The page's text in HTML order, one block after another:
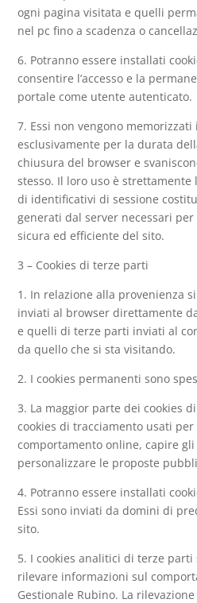
ogni pagina visitata e quelli
nel pc fino a scadenza o
6. Potranno essere installati
consentire l’accesso e la
portale come utente autenticato.
7. Essi non vengono
esclusivamente per la durata
chiusura del browser e
stesso. Il loro uso è
di identificativi di sessione
generati dal server necessari per
sicura ed efficiente del sito.
3 – Cookies di terze parti
1. In relazione alla provenienza
inviati al browser direttamente
e quelli di terze parti inviati al
da quello che si sta visitando.
2. I cookies permanenti sono
3. La maggior parte dei cookies
cookies di tracciamento usati
comportamento online, capire
personalizzare le proposte
4. Potranno essere installati
Essi sono inviati da domini di
sito.
5. I cookies analitici di terze
rilevare informazioni sul
Gestionale Rubino. La